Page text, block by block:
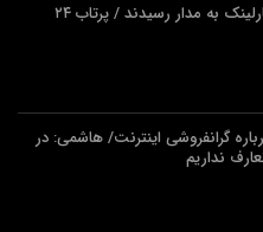
ماهواره‌های جدید استارلینک به مدار رسیدند / پرتاب ۲۴
گرانفروشی اینترنت/ هاشمی: در
نداریم